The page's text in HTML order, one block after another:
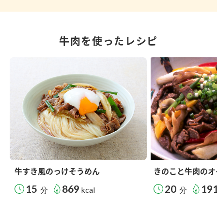
牛肉を使ったレシピ
牛すき風のっけそうめん
15 分 869 kcal
きのこと牛肉の
20 分